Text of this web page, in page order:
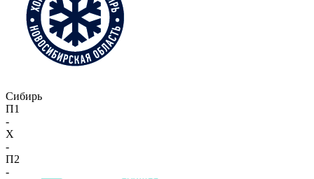
Сибирь
П1
-
X
-
П2
-